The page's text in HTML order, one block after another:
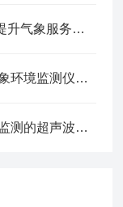
室外气象自动监测系统—远程监测，提升气象服务准确性2024全+境+派+送
超声波监测站 —一款努力进取的的气象环境监测仪器 @2023已更新
推送:室外六要素气象站-实现户外24h监测的超声波监测站 （顺+丰+包+邮）